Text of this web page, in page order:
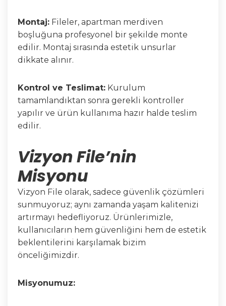
Montaj: Fileler, apartman merdiven
boşluğuna profesyonel bir şekilde monte
edilir. Montaj sırasında estetik unsurlar
dikkate alınır.
Kontrol ve Teslimat: Kurulum
tamamlandıktan sonra gerekli kontroller
yapılır ve ürün kullanıma hazır halde teslim
edilir.
Vizyon File’nin
Misyonu
Vizyon File olarak, sadece güvenlik çözümleri
sunmuyoruz; aynı zamanda yaşam kalitenizi
artırmayı hedefliyoruz. Ürünlerimizle,
kullanıcıların hem güvenliğini hem de estetik
beklentilerini karşılamak bizim
önceliğimizdir.
Misyonumuz: